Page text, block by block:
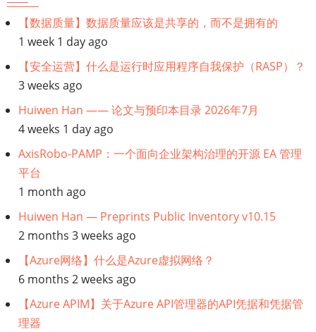
【数据质量】数据质量应该是共享的，而不是拥有的
1 week 1 day ago
【安全运营】什么是运行时应用程序自我保护（RASP）？
3 weeks ago
Huiwen Han —— 论文与预印本目录 2026年7月
4 weeks 1 day ago
AxisRobo-PAMP：一个面向企业架构治理的开源 EA 管理
平台
1 month ago
Huiwen Han — Preprints Public Inventory v10.15
2 months 3 weeks ago
【Azure网络】什么是Azure虚拟网络？
6 months 2 weeks ago
【Azure APIM】关于Azure API管理器的API凭据和凭据管
理器